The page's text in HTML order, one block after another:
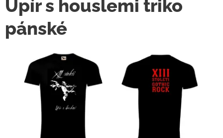
Upír s houslemi triko
pánské